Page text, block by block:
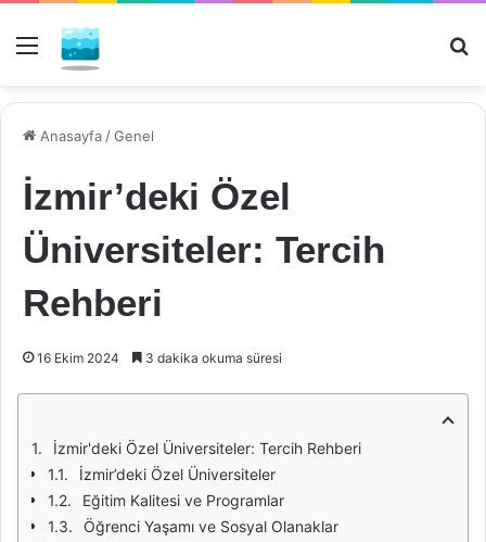
Menü
Anasayfa /Genel
İzmir’deki Özel
Üniversiteler: Tercih
Rehberi
16 Ekim 2024 3 dakika okuma süresi
İzmir'deki Özel Üniversiteler: Tercih Rehberi
İzmir’deki Özel Üniversiteler
Eğitim Kalitesi ve Programlar
Öğrenci Yaşamı ve Sosyal Olanaklar